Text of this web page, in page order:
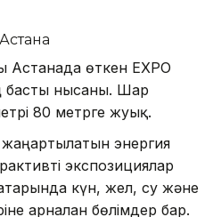
өткен EXPO
басты нысаны. Шар
80 метрге жуық.
жаңартылатын энергия
экспозициялар
күн, жел, су және
арналған бөлімдер бар.